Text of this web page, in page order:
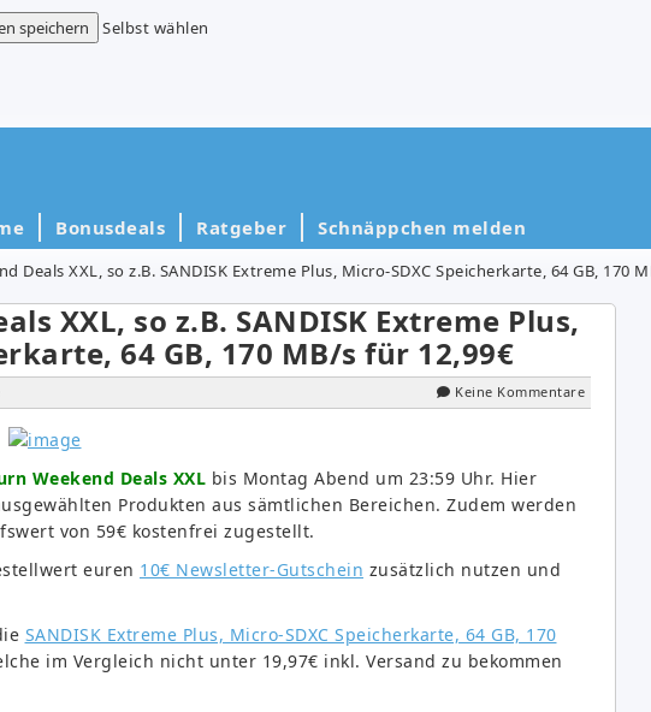
speichern
Selbst wählen
Bonusdeals Ratgeber Schnäppchen melden
Deals XXL, so z.B. SANDISK Extreme Plus, Micro-SDXC Speicherkarte, 64 GB, 170
XXL, so z.B. SANDISK Extreme Plus,
64 GB, 170 MB/s für 12,99€
Keine Kommentare
Weekend Deals XXL bis Montag Abend um 23:59 Uhr. Hier
Produkten aus sämtlichen Bereichen. Zudem werden
von 59€ kostenfrei zugestellt.
euren 10€ Newsletter-Gutschein zusätzlich nutzen und
SANDISK Extreme Plus, Micro-SDXC Speicherkarte, 64 GB, 170
im Vergleich nicht unter 19,97€ inkl. Versand zu bekommen